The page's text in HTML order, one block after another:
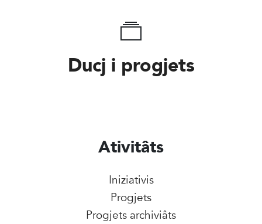
Ducj i progjets
Ativitâts
Iniziativis
Progjets
Progjets archiviâts